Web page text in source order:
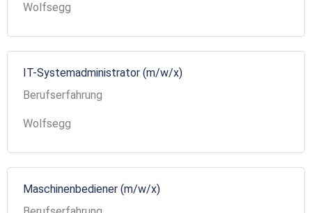
Wolfsegg
IT-Systemadministrator (m/w/x)
Berufserfahrung
Wolfsegg
Maschinenbediener (m/w/x)